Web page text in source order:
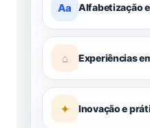
Aa Alfabetização
⌂ Experiências
✦ Inovação e